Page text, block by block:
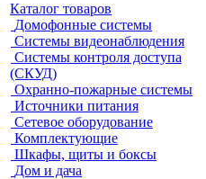
Каталог товаров
Домофонные системы
Системы видеонаблюдения
Системы контроля доступа
(СКУД)
Охранно-пожарные системы
Источники питания
Сетевое оборудование
Комплектующие
Шкафы, щиты и боксы
Дом и дача